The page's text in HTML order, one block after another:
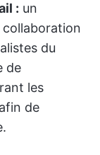
: un
du
de
les
de